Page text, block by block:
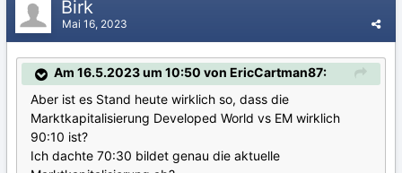
Birk
Mai 16, 2023
Am 16.5.2023 um 10:50 von EricCartman87:
Aber ist es Stand heute wirklich so, dass die
Marktkapitalisierung Developed World vs EM wirklich
90:10 ist?
Ich dachte 70:30 bildet genau die aktuelle